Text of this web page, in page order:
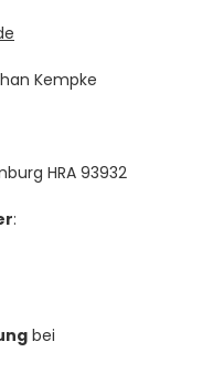
Kempke
HRA 93932
:
bei